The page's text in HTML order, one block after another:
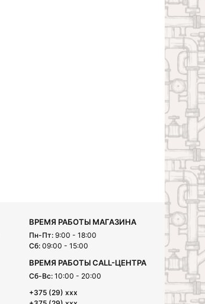
ВРЕМЯ РАБОТЫ МАГАЗИНА
Пн-Пт: 9:00 - 18:00
Сб: 09:00 - 15:00
ВРЕМЯ РАБОТЫ CALL-ЦЕНТРА
Сб-Вс: 10:00 - 20:00
+375 (29) xxx